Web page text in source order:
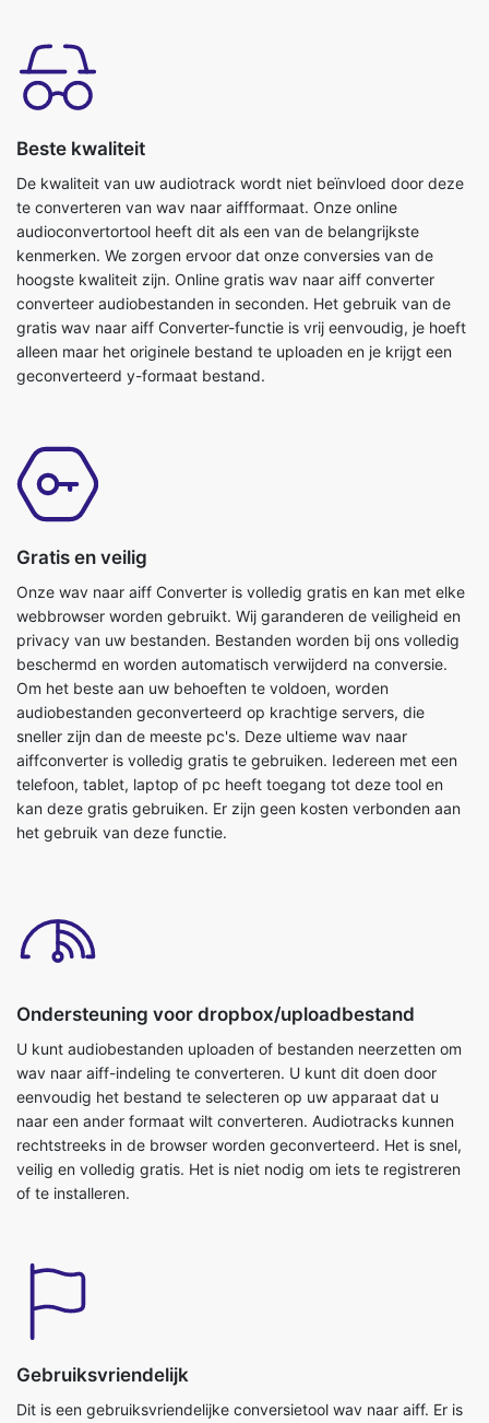
Beste kwaliteit
te converteren van wav naar aiffformaat. Onze online
kenmerken. We zorgen ervoor dat onze conversies van de
hoogste kwaliteit zijn. Online gratis wav naar aiff converter
converteer audiobestanden in seconden. Het gebruik van de
gratis wav naar aiff Converter-functie is vrij eenvoudig, je hoeft
alleen maar het originele bestand te uploaden en je krijgt een
geconverteerd y-formaat bestand.
Gratis en veilig
Onze wav naar aiff Converter is volledig gratis en kan met elke
webbrowser worden gebruikt. Wij garanderen de veiligheid en
beschermd en worden automatisch verwijderd na conversie.
Om het beste aan uw behoeften te voldoen, worden
audiobestanden geconverteerd op krachtige servers, die
sneller zijn dan de meeste pc's. Deze ultieme wav naar
aiffconverter is volledig gratis te gebruiken. Iedereen met een
telefoon, tablet, laptop of pc heeft toegang tot deze tool en
kan deze gratis gebruiken. Er zijn geen kosten verbonden aan
het gebruik van deze functie.
Ondersteuning voor dropbox/uploadbestand
wav naar aiff-indeling te converteren. U kunt dit doen door
naar een ander formaat wilt converteren. Audiotracks kunnen
rechtstreeks in de browser worden geconverteerd. Het is snel,
veilig en volledig gratis. Het is niet nodig om iets te registreren
of te installeren.
Gebruiksvriendelijk
Dit is een gebruiksvriendelijke conversietool wav naar aiff. Er is
geen extra kennis nodig voor deze tool, je kunt deze tool
een kind het kan gebruiken. Het is absoluut gratis online tool.